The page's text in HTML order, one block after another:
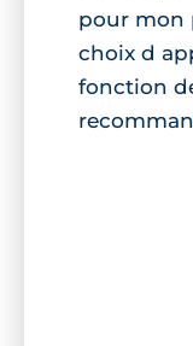
pour mon
choix d
fonction